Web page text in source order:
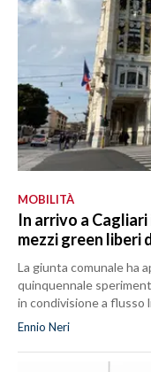
MOBILITÀ
In arrivo a
mezzi green liberi
La giunta comunale ha
quinquennale
in condivisione a flusso
Ennio Neri